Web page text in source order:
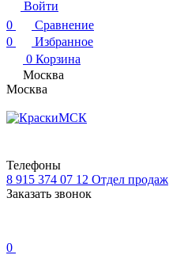
Войти
0
Сравнение
0
Избранное
0 Корзина
Москва
Москва
Телефоны
8 915 374 07 12 Отдел продаж
Заказать звонок
0